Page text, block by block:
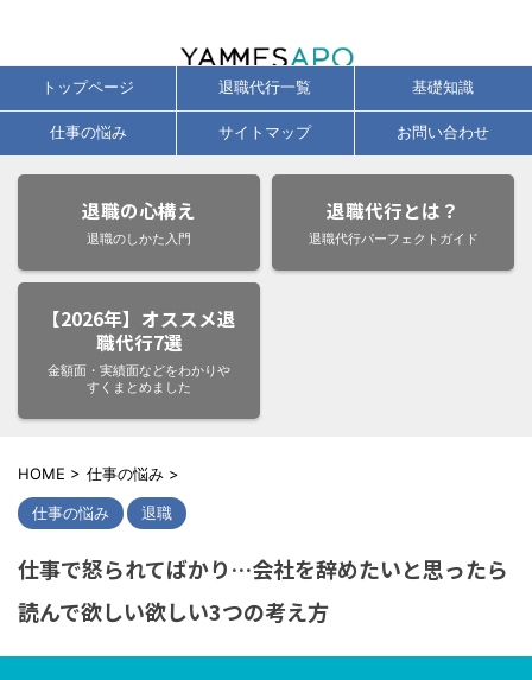
トップページ 退職代行一覧 基礎知識
仕事の悩み サイトマップ お問い合わせ
退職の心構え
退職のしかた入門
退職代行とは？
退職代行パーフェクトガイド
【2026年】オススメ退
職代行7選
金額面・実績面などをわかりや
すくまとめました
HOME > 仕事の悩み >
仕事の悩み 退職
仕事で怒られてばかり…会社を辞めたいと思ったら
読んで欲しい欲しい3つの考え方